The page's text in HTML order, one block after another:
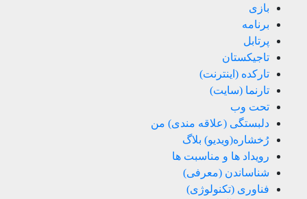
بازی
برنامه
پرتابل
تاجیکستان
تارکده (اینترنت)
تارنما (سایت)
تحت وب
دلبستگی (علاقه مندی) من
رُخشاره(ویدیو) بلاگ
رویداد ها و مناسبت ها
شناساندن (معرفی)
فناوری (تکنولوژی)